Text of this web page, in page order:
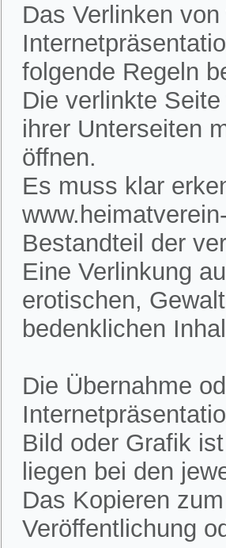
Das Verlinken
folgende Regeln
Die verlinkte
ihrer Unterseiten
öffnen.
Es muss klar
Bestandteil der
Eine Verlinkung
erotischen,
bedenklichen
Die Übernahme
Bild oder Grafik
liegen bei den
Das Kopieren
Veröffentlichung